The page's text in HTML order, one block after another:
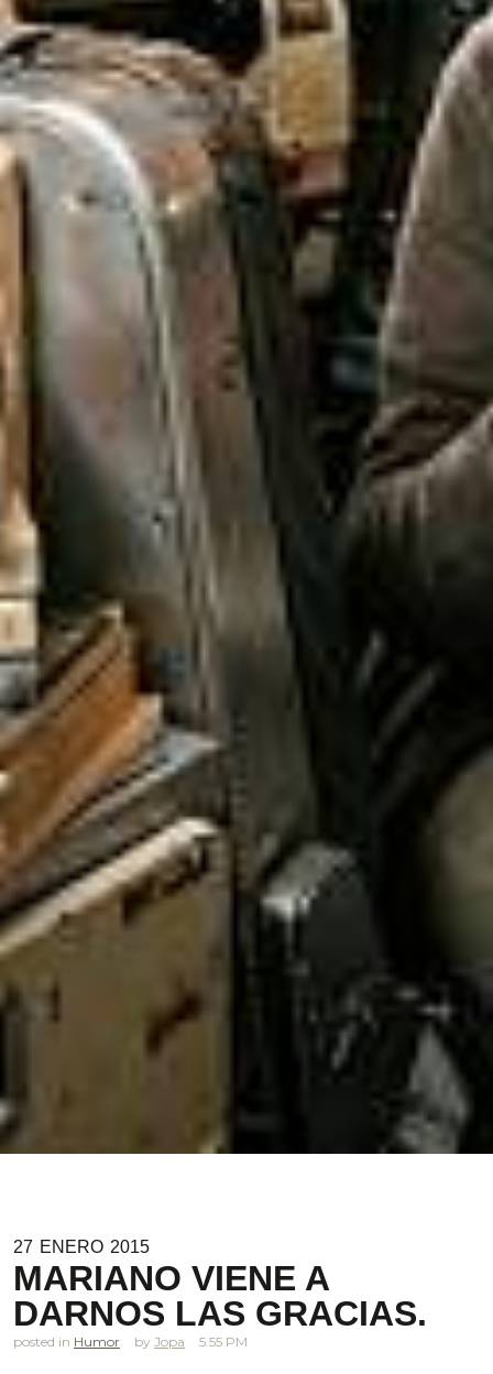
27 ENERO 2015
MARIANO VIENE A
DARNOS LAS GRACIAS.
posted in Humor Jopa 5.55 PM